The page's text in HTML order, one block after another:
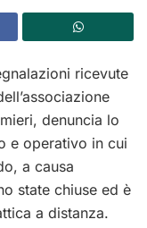
ricevute
denuncia lo
e operativo in cui
a causa
state chiuse ed è
a distanza.